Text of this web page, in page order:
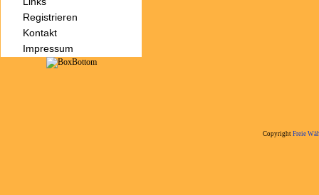
Registrieren
Kontakt
Impressum
Copyright Freie